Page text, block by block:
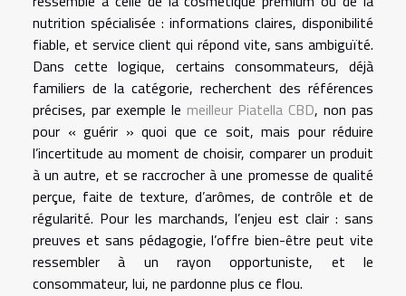
nutrition spécialisée : informations claires, disponibilité
fiable, et service client qui répond vite, sans ambiguïté.
Dans cette logique, certains consommateurs, déjà
familiers de la catégorie, recherchent des références
précises, par exemple le meilleur Piatella CBD, non pas
pour « guérir » quoi que ce soit, mais pour réduire
l’incertitude au moment de choisir, comparer un produit
à un autre, et se raccrocher à une promesse de qualité
perçue, faite de texture, d’arômes, de contrôle et de
régularité. Pour les marchands, l’enjeu est clair : sans
preuves et sans pédagogie, l’offre bien-être peut vite
ressembler à un rayon opportuniste, et le
consommateur, lui, ne pardonne plus ce flou.